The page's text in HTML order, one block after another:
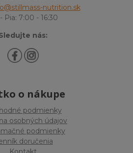
nutrition.sk
Pia: 7:00 - 16:30
nás:
o nákupe
podmienky
osobných údajov
podmienky
doručenia